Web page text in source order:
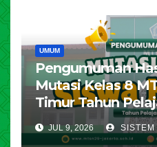
UMUM
Pengumuman
Mutasi Kelas 8
Timur Tahun
JUL 9, 2026 SISTEM